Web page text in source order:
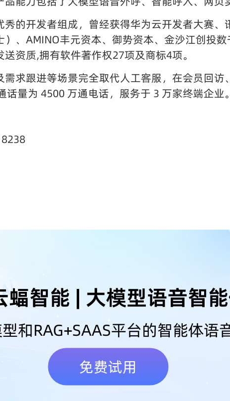
的开发者组成，曾经获得华为云开发者大赛
、AMINO丰元资本、御势资本、金沙江创投
资质,拥有软件著作权27项及商标4项。
求跟进等场景完全取代人工客服，在会员回访
量为 4500 万通电话，服务于 3 万家终端企业。
蝠智能 | 大模型语音智
和RAG+SAAS平台的智能体语
免费试用